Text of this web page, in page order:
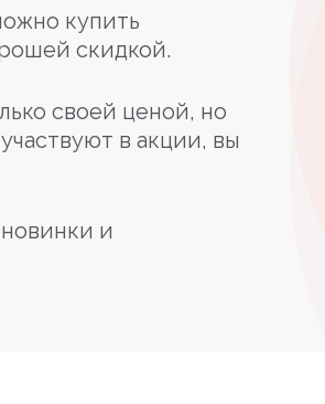
купить
скидкой.
своей ценой, но
в акции, вы
и